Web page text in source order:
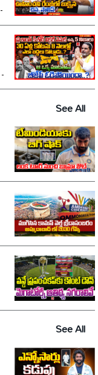
See All
See All